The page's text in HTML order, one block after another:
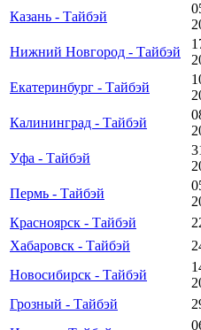
Казань - Тайбэй
Нижний Новгород - Тайбэй
Екатеринбург - Тайбэй
Калининград - Тайбэй
Уфа - Тайбэй
Пермь - Тайбэй
Красноярск - Тайбэй
Хабаровск - Тайбэй
Новосибирск - Тайбэй
Грозный - Тайбэй